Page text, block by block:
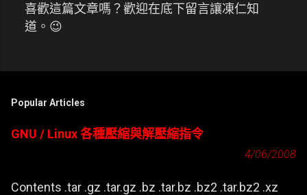
張
喜歡這篇文章嗎？歡迎在底下留言讓凍仁知
道。😉
Popular Articles
GNU / Linux 各種壓縮與解壓縮指令
4/06/2008
Contents .tar .gz .tar.gz .bz .tar.bz .bz2 .tar.bz2 .xz